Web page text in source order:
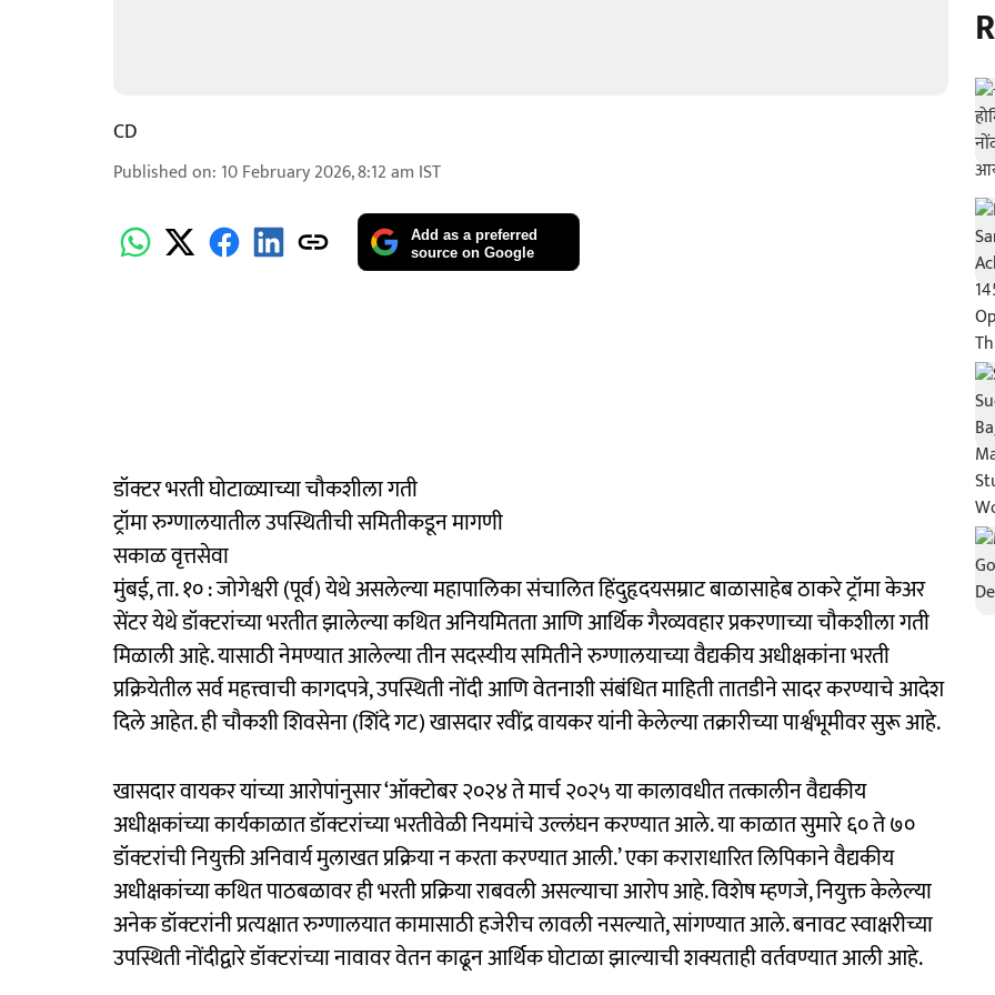
CD
Published on: 10 February 2026, 8:12 am IST
Add as a preferred
source on Google
डॉक्टर भरती घोटाळ्याच्या चौकशीला गती
ट्रॉमा रुग्णालयातील उपस्थितीची समितीकडून मागणी
सकाळ वृत्तसेवा
मुंबई, ता. १० : जोगेश्वरी (पूर्व) येथे असलेल्या महापालिका संचालित हिंदुहृदयसम्राट बाळासाहेब ठाकरे ट्रॉमा केअर
सेंटर येथे डॉक्टरांच्या भरतीत झालेल्या कथित अनियमितता आणि आर्थिक गैरव्यवहार प्रकरणाच्या चौकशीला गती
मिळाली आहे. यासाठी नेमण्यात आलेल्या तीन सदस्यीय समितीने रुग्णालयाच्या वैद्यकीय अधीक्षकांना भरती
प्रक्रियेतील सर्व महत्त्वाची कागदपत्रे, उपस्थिती नोंदी आणि वेतनाशी संबंधित माहिती तातडीने सादर करण्याचे आदेश
दिले आहेत. ही चौकशी शिवसेना (शिंदे गट) खासदार रवींद्र वायकर यांनी केलेल्या तक्रारीच्या पार्श्वभूमीवर सुरू आहे.
खासदार वायकर यांच्या आरोपांनुसार ‘ऑक्टोबर २०२४ ते मार्च २०२५ या कालावधीत तत्कालीन वैद्यकीय
अधीक्षकांच्या कार्यकाळात डॉक्टरांच्या भरतीवेळी नियमांचे उल्लंघन करण्यात आले. या काळात सुमारे ६० ते ७०
डॉक्टरांची नियुक्ती अनिवार्य मुलाखत प्रक्रिया न करता करण्यात आली.’ एका कराराधारित लिपिकाने वैद्यकीय
अधीक्षकांच्या कथित पाठबळावर ही भरती प्रक्रिया राबवली असल्याचा आरोप आहे. विशेष म्हणजे, नियुक्त केलेल्या
अनेक डॉक्टरांनी प्रत्यक्षात रुग्णालयात कामासाठी हजेरीच लावली नसल्याते, सांगण्यात आले. बनावट स्वाक्षरीच्या
उपस्थिती नोंदीद्वारे डॉक्टरांच्या नावावर वेतन काढून आर्थिक घोटाळा झाल्याची शक्यताही वर्तवण्यात आली आहे.